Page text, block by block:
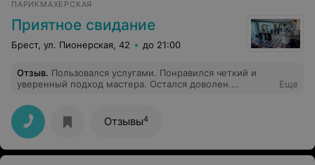
ПАРИКМАХЕРСКАЯ
Приятное свидание
Брест, ул. Пионерская, 42 до 21:00
Отзыв. Пользовался услугами. Понравился четкий и
уверенный подход мастера. Остался доволен.
Еще
Отзывы4